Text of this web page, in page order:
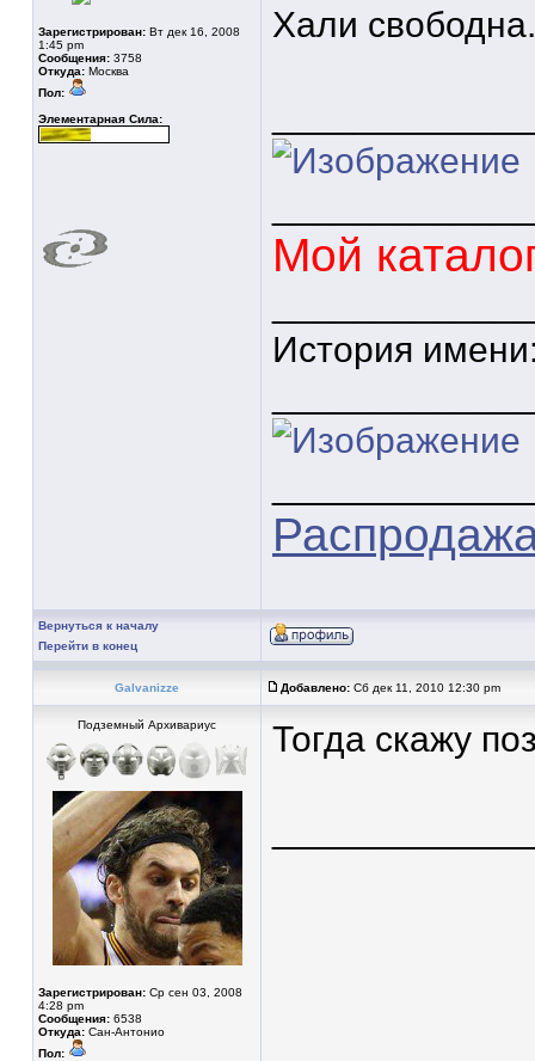
Зарегистрирован: Вт дек 16, 2008
1:45 pm
Сообщения: 3758
Откуда: Москва
Пол:
Элементарная Сила:
Хали
Мой
История
Вернуться к началу
Перейти в конец
Galvanizze Добавлено: Сб дек 11, 2010 12:30 pm
Подземный Архивариус
Зарегистрирован: Ср сен 03, 2008
4:28 pm
Сообщения: 6538
Откуда: Сан-Антонио
Пол:
Тогда скажу